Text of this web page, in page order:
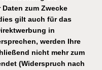
zum Zwecke
gilt auch für das
in
werden Ihre
nicht mehr zum
(Widerspruch nach